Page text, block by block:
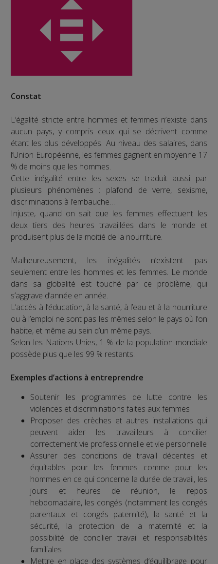
Constat
L’égalité stricte entre hommes et femmes n’existe dans
aucun pays, y compris ceux qui se décrivent comme
étant les plus développés. Au niveau des salaires, dans
l’Union Européenne, les femmes gagnent en moyenne 17
% de moins que les hommes.
Cette inégalité entre les sexes se traduit aussi par
plusieurs phénomènes : plafond de verre, sexisme,
discriminations à l’embauche…
Injuste, quand on sait que les femmes effectuent les
deux tiers des heures travaillées dans le monde et
produisent plus de la moitié de la nourriture.
Malheureusement, les inégalités n’existent pas
seulement entre les hommes et les femmes. Le monde
dans sa globalité est touché par ce problème, qui
s’aggrave d’année en année.
L’accès à l’éducation, à la santé, à l’eau et à la nourriture
ou à l’emploi ne sont pas les mêmes selon le pays où l’on
habite, et même au sein d’un même pays.
Selon les Nations Unies, 1 % de la population mondiale
possède plus que les 99 % restants.
Exemples d’actions à entreprendre
Soutenir les programmes de lutte contre les
violences et discriminations faites aux femmes
Proposer des crèches et autres installations qui
peuvent aider les travailleurs à concilier
correctement vie professionnelle et vie personnelle
Assurer des conditions de travail décentes et
équitables pour les femmes comme pour les
hommes en ce qui concerne la durée de travail, les
jours et heures de réunion, le repos
hebdomadaire, les congés (notamment les congés
parentaux et congés paternité), la santé et la
sécurité, la protection de la maternité et la
possibilité de concilier travail et responsabilités
familiales
Mettre en place des systèmes d’équilibrage pour